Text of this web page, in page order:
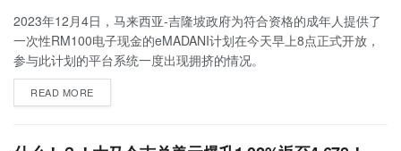
2023年12月4日，马来西亚-吉隆坡政府为符合资格的成年人提供了
一次性RM100电子现金的eMADANI计划在今天早上8点正式开放，
参与此计划的平台系统一度出现拥挤的情况。
READ MORE